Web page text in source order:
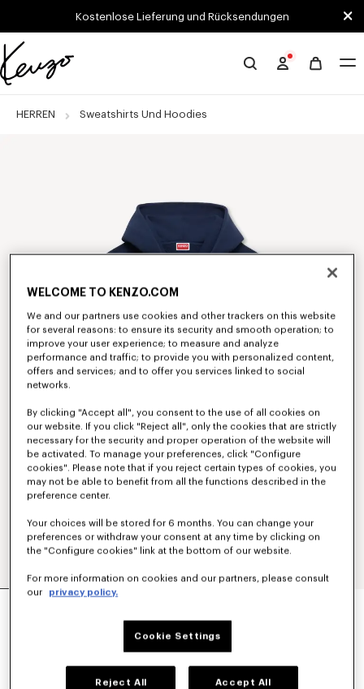
Skip to main content
Skip to footer contentKostenlose Lieferung und Rücksendungen
Offizielle
Website
HERREN Sweatshirts Und Hoodies
HOODIE MIT „KENZO TULIP“-STICKEREI UND
Blue Black
WELCOME TO KENZO.COM
We and our partners use cookies and other trackers on this website
for several reasons: to ensure its security and smooth operation; to
improve your user experience; to measure and analyze
performance and traffic; to provide you with personalized content,
offers and services; and to offer you services linked to social
networks.
By clicking "Accept all", you consent to the use of all cookies on
our website. If you click "Reject all", only the cookies that are strictly
necessary for the security and proper operation of the website will
be activated. To manage your preferences, click "Configure
cookies". Please note that if you reject certain types of cookies, you
may not be able to benefit from all the functions described in the
preference center.
Your choices will be stored for 6 months. You can change your
preferences or withdraw your consent at any time by clicking on
the "Configure cookies" link at the bottom of our website.
For more information on cookies and our partners, please consult
our
privacy policy.
Cookie Settings
Reject All Accept All